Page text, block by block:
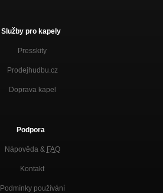
Služby pro kapely
Presskity
Prodejhudbu.cz
Doprava kapel
Podpora
Nápověda & FAQ
Kontakt
Podmínky používání